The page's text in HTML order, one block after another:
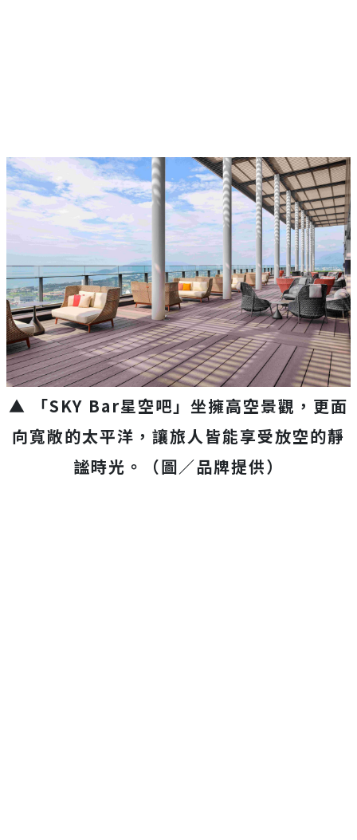
▲ 「SKY Bar星空吧」坐擁高空景觀，更面
向寬敞的太平洋，讓旅人皆能享受放空的靜
謐時光。（圖／品牌提供）